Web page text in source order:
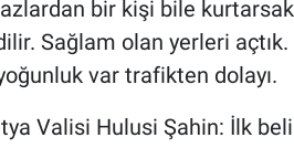
bir kişi bile
Sağlam olan yerleri açtık.
var trafikten dolayı.
Valisi Hulusi Şahin: İlk